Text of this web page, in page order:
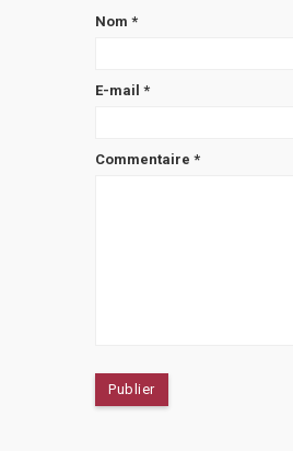
Nom *
E-mail *
Commentaire *